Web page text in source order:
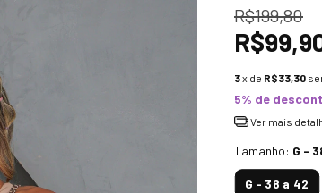
R$199,80
3x de R$33,30
5% de
Ver mais
Tamanho: G -
G - 38 a 42